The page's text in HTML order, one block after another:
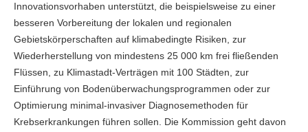
Innovationsvorhaben unterstützt, die beispielsweise zu einer
besseren Vorbereitung der lokalen und regionalen
Gebietskörperschaften auf klimabedingte Risiken, zur
Wiederherstellung von mindestens 25 000 km frei fließenden
Flüssen, zu Klimastadt-Verträgen mit 100 Städten, zur
Einführung von Bodenüberwachungsprogrammen oder zur
Optimierung minimal-invasiver Diagnosemethoden für
Krebserkrankungen führen sollen. Die Kommission geht davon